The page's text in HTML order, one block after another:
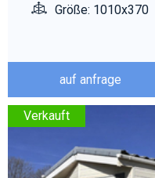
Größe: 1010x370
auf anfrage
Verkauft